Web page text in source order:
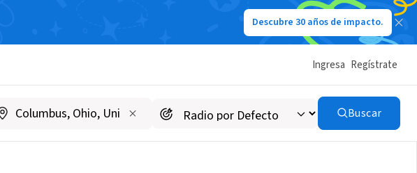
Descubre 30 años de impacto.
Ingresa Regístrate
Buscar